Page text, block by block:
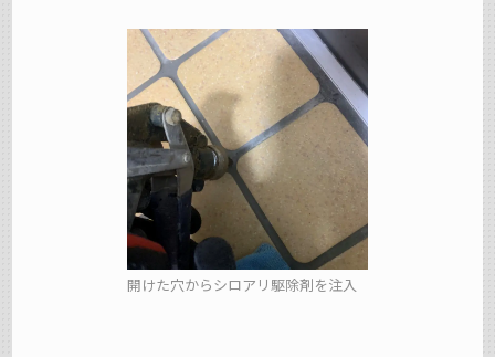
開けた穴からシロアリ駆除剤を注入